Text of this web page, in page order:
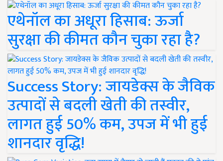
एथेनॉल का अधूरा हिसाब: ऊर्जा
सुरक्षा की कीमत कौन चुका रहा है?
Success Story: जायडेक्स के जैविक
उत्पादों से बदली खेती की तस्वीर,
लागत हुई 50% कम, उपज में भी हुई
शानदार वृद्धि!